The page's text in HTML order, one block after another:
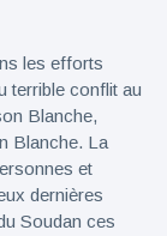
les efforts
terrible conflit au
Blanche,
Blanche. La
et
dernières
Soudan ces